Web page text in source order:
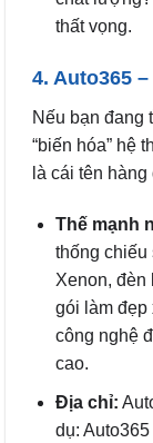
thất vọng.
4. Auto365
Nếu bạn đang
“biến hóa” hệ
là cái tên hàng
Thế mạnh
thống
Xenon, đèn
gói làm đẹp
công nghệ
cao.
Địa chỉ:
dụ: